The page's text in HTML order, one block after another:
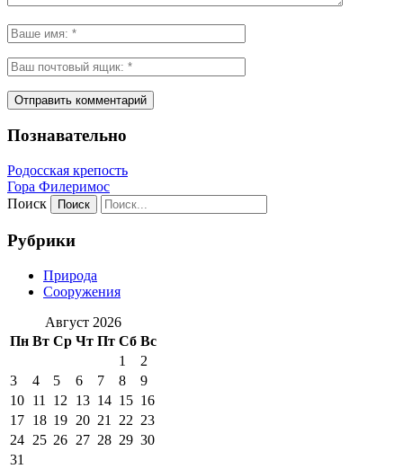
Познавательно
Родосская крепость
Гора Филеримос
Поиск
Рубрики
Природа
Сооружения
Август 2026
Пн Вт Ср Чт Пт Сб Вс
1
2
3
4 5 6 7 8
9
10 11 12 13 14 15 16
17 18 19 20 21 22 23
24 25 26 27 28 29 30
31